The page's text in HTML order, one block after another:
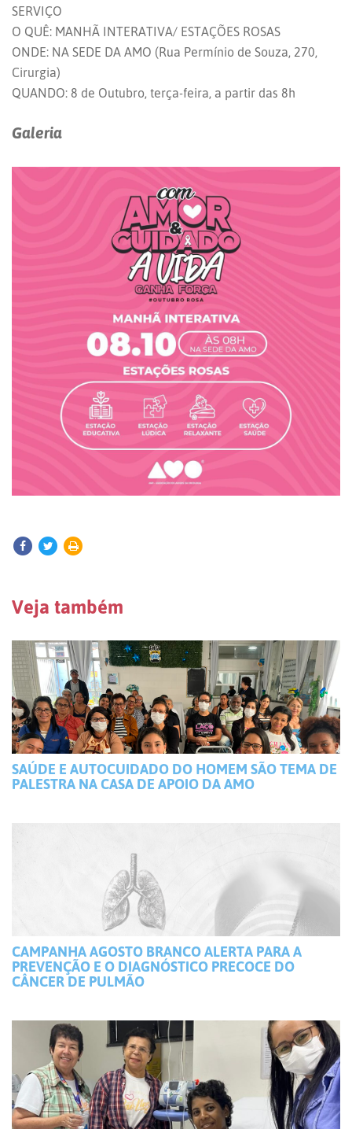
SERVIÇO
O QUÊ: MANHÃ INTERATIVA/ ESTAÇÕES ROSAS
ONDE: NA SEDE DA AMO (Rua Permínio de Souza, 270,
Cirurgia)
QUANDO: 8 de Outubro, terça-feira, a partir das 8h
Galeria
Veja também
SAÚDE E AUTOCUIDADO DO HOMEM SÃO TEMA DE
PALESTRA NA CASA DE APOIO DA AMO
CAMPANHA AGOSTO BRANCO ALERTA PARA A
PREVENÇÃO E O DIAGNÓSTICO PRECOCE DO
CÂNCER DE PULMÃO